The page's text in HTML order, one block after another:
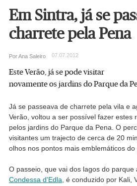
Em Sintra, já se
charrete pela Pena
Por Ana Saleiro 07.07.2012
Este Verão, já se pode visitar
novamente os jardins do Parque da
Já se passeava de charrete pela vila e
Verão, voltou a ser possível fazer estes
pelos jardins do Parque da Pena. O
visitantes um trajecto de cerca de 20
olhos nos pontos mais emblemáticos do
O passeio, que vai dos lagos do parque
Condessa d'Edla , é conduzido por Kali,